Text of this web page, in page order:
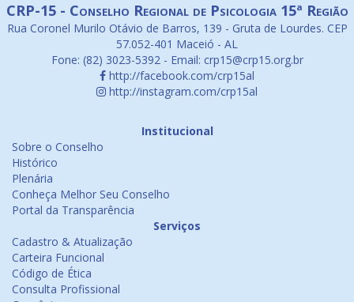
CRP-15 - Conselho Regional de Psicologia 15ª Região
Rua Coronel Murilo Otávio de Barros, 139 - Gruta de Lourdes. CEP
57.052-401 Maceió - AL
Fone: (82) 3023-5392 - Email: crp15@crp15.org.br
http://facebook.com/crp15al
http://instagram.com/crp15al
Institucional
Sobre o Conselho
Histórico
Plenária
Conheça Melhor Seu Conselho
Portal da Transparência
Serviços
Cadastro & Atualização
Carteira Funcional
Código de Ética
Consulta Profissional